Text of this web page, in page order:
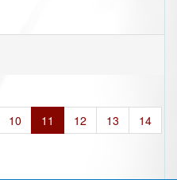
10 11 12 13
14